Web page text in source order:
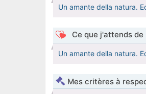
Un amante della natura.
Ce que j'attends
Un amante della natura.
Mes critères à